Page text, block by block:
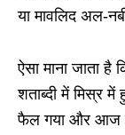
या मावलिद अल-
ऐसा माना जाता
शताब्दी में मिस्र
फैल गया और आज